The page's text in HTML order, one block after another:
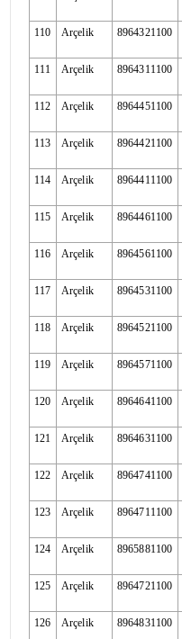
110 Arçelik 8964321100
111 Arçelik 8964311100
112 Arçelik 8964451100
113 Arçelik 8964421100
114 Arçelik 8964411100
115 Arçelik 8964461100
116 Arçelik 8964561100
117 Arçelik 8964531100
118 Arçelik 8964521100
119 Arçelik 8964571100
120 Arçelik 8964641100
121 Arçelik 8964631100
122 Arçelik 8964741100
123 Arçelik 8964711100
124 Arçelik 8965881100
125 Arçelik 8964721100
126 Arçelik 8964831100